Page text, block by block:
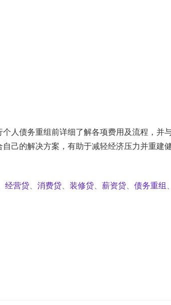
人债务重组前详细了解各项费用及流程，并
己的解决方案，有助于减轻经济压力并重建
经营贷 消费贷 装修贷 薪资贷 债务重组